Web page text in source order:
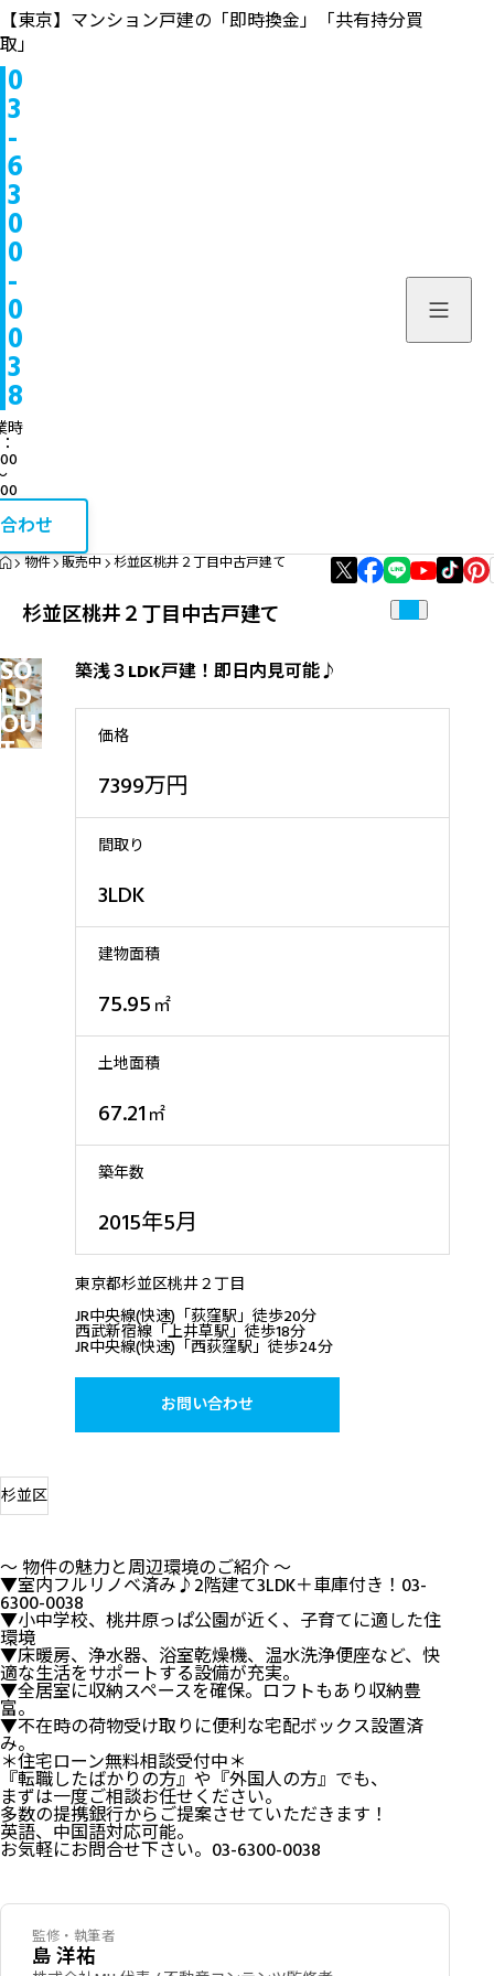
エリア資産分析
不動産買取
【東京】マンション戸建の「即時換金」「共有持分買
取」
0
3
-
6
3
0
0
-
0
0
3
8
時
わせ
HOME
物件 販売中 杉並区桃井２丁目中古戸建て
杉並区桃井２丁目中古戸建て
SO
LD
OU
T
築浅３LDK戸建！即日内見可能♪
価格
7399万円
間取り
3LDK
建物面積
75.95 ㎡
土地面積
67.21 ㎡
築年数
2015年5月
東京都杉並区桃井２丁目
JR中央線(快速)「荻窪駅」徒歩20分
西武新宿線「上井草駅」徒歩18分
JR中央線(快速)「西荻窪駅」徒歩24分
お問い合わせ
杉並区
～ 物件の魅力と周辺環境のご紹介 ～
▼室内フルリノベ済み♪2階建て3LDK＋車庫付き！03-
6300-0038
▼小中学校、桃井原っぱ公園が近く、子育てに適した住
環境
▼床暖房、浄水器、浴室乾燥機、温水洗浄便座など、快
適な生活をサポートする設備が充実。
▼全居室に収納スペースを確保。ロフトもあり収納豊
富。
▼不在時の荷物受け取りに便利な宅配ボックス設置済
み。
＊住宅ローン無料相談受付中＊
『転職したばかりの方』や『外国人の方』でも、
まずは一度ご相談お任せください。
多数の提携銀行からご提案させていただきます！
英語、中国語対応可能。
お気軽にお問合せ下さい。03-6300-0038
監修・執筆者
島 洋祐